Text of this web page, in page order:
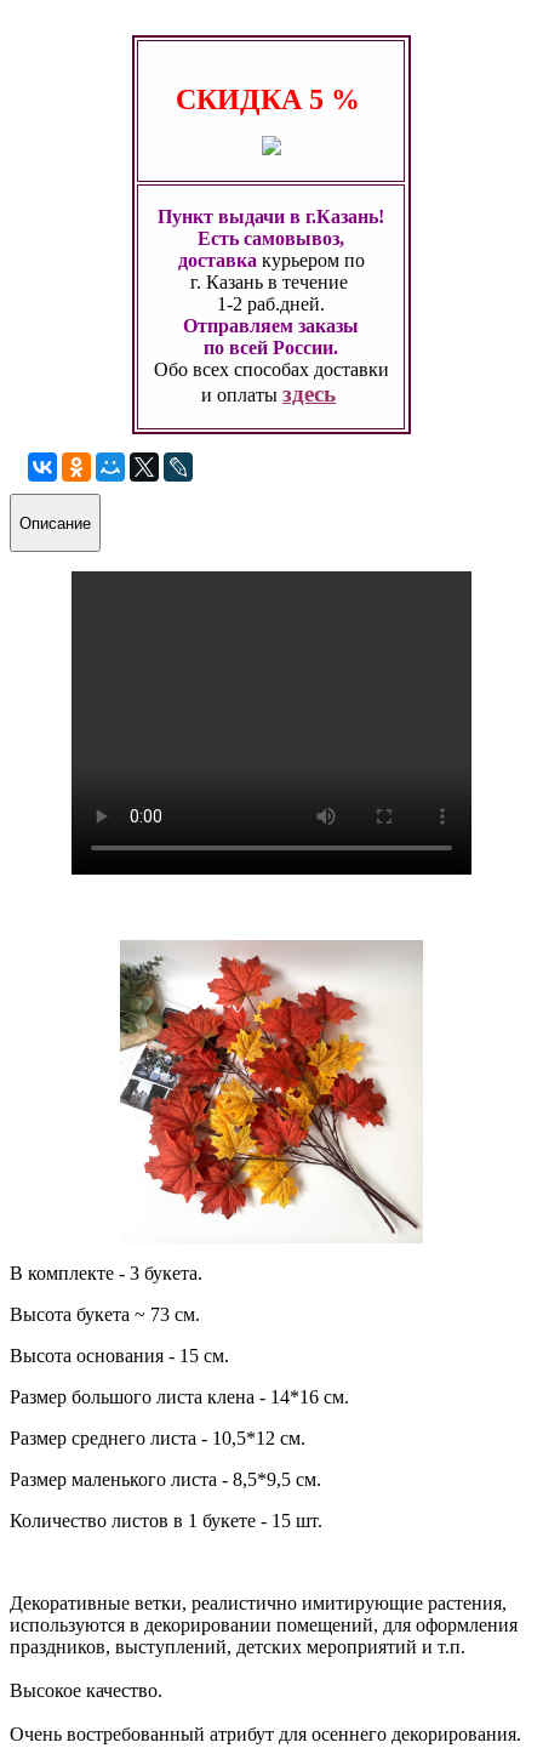
СКИДКА 5 %
Пункт выдачи в г.Казань!
Есть самовывоз,
доставка курьером по
г. Казань в течение
1-2 раб.дней.
Отправляем заказы
по всей России.
Обо всех способах доставки
и оплатыздесь
Описание
В комплекте - 3 букета.
Высота букета ~ 73 см.
Высота основания - 15 см.
Размер большого листа клена - 14*16 см.
Размер среднего листа - 10,5*12 см.
Размер маленького листа - 8,5*9,5 см.
Количество листов в 1 букете - 15 шт.
Декоративные ветки, реалистично имитирующие растения,
используются в декорировании помещений, для оформления
праздников, выступлений, детских мероприятий и т.п.
Высокое качество.
Очень востребованный атрибут для осеннего декорирования.